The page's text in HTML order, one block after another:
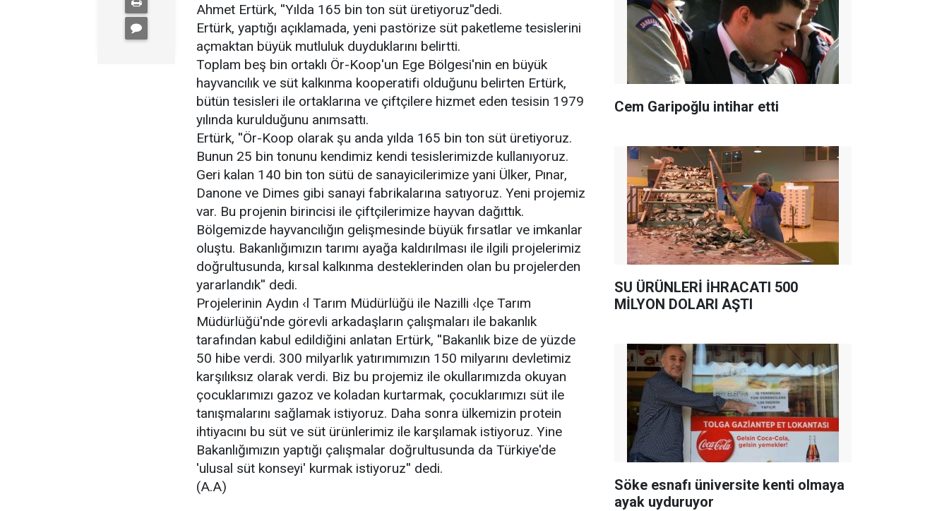
Ahmet Ertürk, ''Yılda 165 bin ton süt üretiyoruz''dedi.
Ertürk, yaptığı açıklamada, yeni pastörize süt paketleme tesislerini
açmaktan büyük mutluluk duyduklarını belirtti.
Toplam beş bin ortaklı Ör-Koop'un Ege Bölgesi'nin en büyük
hayvancılık ve süt kalkınma kooperatifi olduğunu belirten Ertürk,
bütün tesisleri ile ortaklarına ve çiftçilere hizmet eden tesisin 1979
yılında kurulduğunu anımsattı.
Ertürk, ''Ör-Koop olarak şu anda yılda 165 bin ton süt üretiyoruz.
Bunun 25 bin tonunu kendimiz kendi tesislerimizde kullanıyoruz.
Geri kalan 140 bin ton sütü de sanayicilerimize yani Ülker, Pınar,
Danone ve Dimes gibi sanayi fabrikalarına satıyoruz. Yeni projemiz
var. Bu projenin birincisi ile çiftçilerimize hayvan dağıttık.
Bölgemizde hayvancılığın gelişmesinde büyük fırsatlar ve imkanlar
oluştu. Bakanlığımızın tarımı ayağa kaldırılması ile ilgili projelerimiz
doğrultusunda, kırsal kalkınma desteklerinden olan bu projelerden
yararlandık'' dedi.
Projelerinin Aydın ‹l Tarım Müdürlüğü ile Nazilli ‹lçe Tarım
Müdürlüğü'nde görevli arkadaşların çalışmaları ile bakanlık
tarafından kabul edildiğini anlatan Ertürk, ''Bakanlık bize de yüzde
50 hibe verdi. 300 milyarlık yatırımımızın 150 milyarını devletimiz
karşılıksız olarak verdi. Biz bu projemiz ile okullarımızda okuyan
çocuklarımızı gazoz ve koladan kurtarmak, çocuklarımızı süt ile
tanışmalarını sağlamak istiyoruz. Daha sonra ülkemizin protein
ihtiyacını bu süt ve süt ürünlerimiz ile karşılamak istiyoruz. Yine
Bakanlığımızın yaptığı çalışmalar doğrultusunda da Türkiye'de
'ulusal süt konseyi' kurmak istiyoruz'' dedi.
(A.A)
Cem Garipoğlu intihar etti
SU ÜRÜNLERİ İHRACATI 500
MİLYON DOLARI AŞTI
Söke esnafı üniversite kenti olmaya
ayak uyduruyor